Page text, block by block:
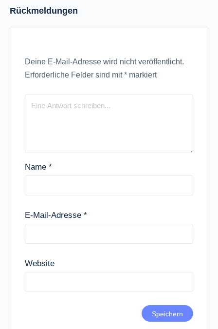
Rückmeldungen
Deine E-Mail-Adresse wird nicht veröffentlicht.
Erforderliche Felder sind mit* markiert
Name *
E-Mail-Adresse *
Website